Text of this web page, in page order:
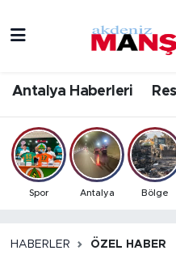
Antalya Haberleri
Spor Antalya Bölge
HABERLER ÖZEL HABER
Bilim & Teknoloji
Eğitim
Ekonomi
Antalya Hava
Antalya Namaz
Antalya Trafik